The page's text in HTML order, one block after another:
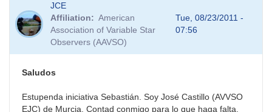
JCE
Affiliation
American
Association of Variable Star
Observers (AAVSO)
Tue, 08/23/2011 -
07:56
Saludos
Estupenda iniciativa Sebastián. Soy José Castillo (AVVSO
EJC) de Murcia. Contad conmigo para lo que haga falta.